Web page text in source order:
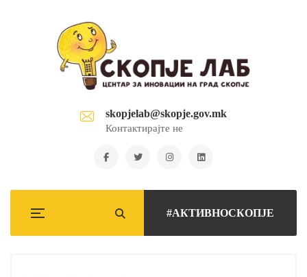
skopjelab@skopje.gov.mk
Контактирајте не
#АКТИВНОСКОПЈЕ